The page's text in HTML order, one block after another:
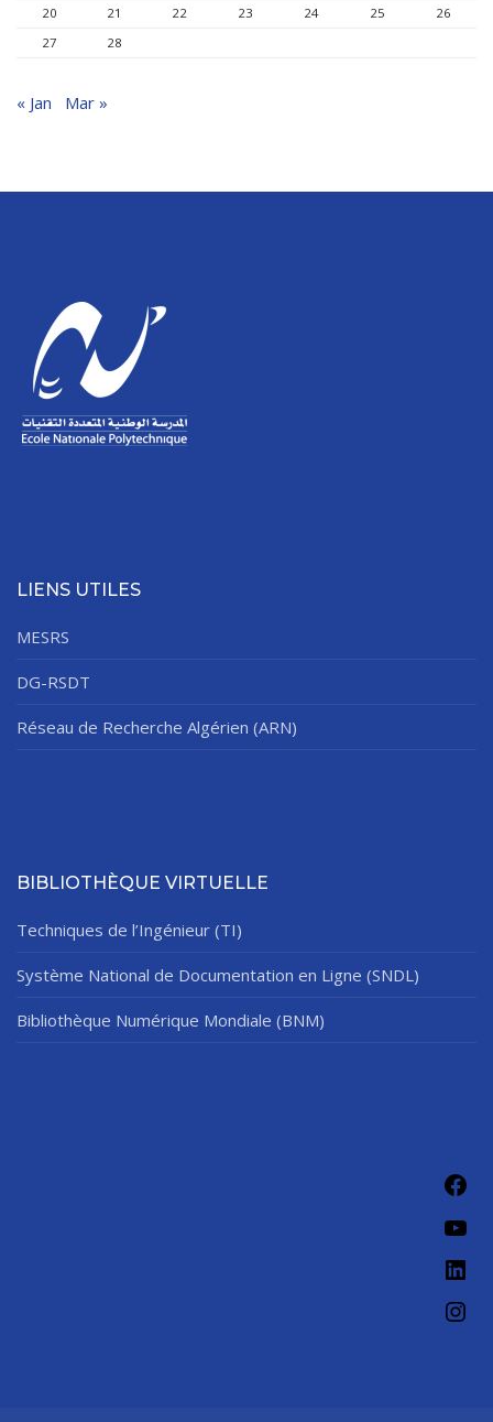
20
21 22 23 24 25
26
27
28
« Jan Mar »
LIENS UTILES
MESRS
DG-RSDT
Réseau de Recherche Algérien (ARN)
BIBLIOTHÈQUE VIRTUELLE
Techniques de l’Ingénieur (TI)
Système National de Documentation en Ligne (SNDL)
Bibliothèque Numérique Mondiale (BNM)